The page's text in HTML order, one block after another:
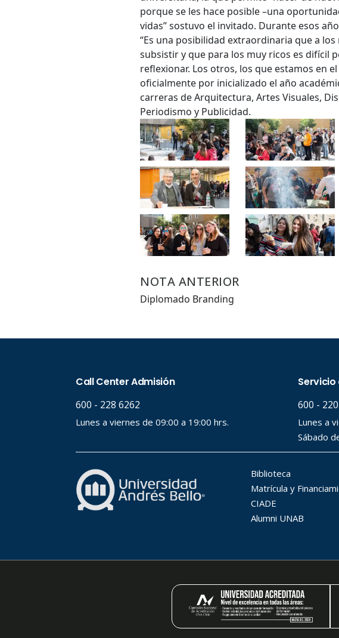
porque se les hace posible –una
vidas” sostuvo el invitado. Durante esos
“Es una posibilidad extraordinaria que a
subsistir y que para los muy ricos es difícil
reflexionar. Los otros, los que estamos en
oficialmente por inicializado el año
carreras de Arquitectura, Artes Visuales,
Periodismo y Publicidad.
NOTA ANTERIOR
Diplomado Branding
Hasta...